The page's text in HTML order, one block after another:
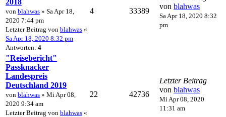
von blahwas » Sa Apr 18,
2020 7:44 pm
Letzter Beitrag von blahwas «
Sa Apr 18, 2020 8:32 pm
Antworten: 4
4 33389
von blahwas
Sa Apr 18, 2020 8:32
pm
"Reisebericht"
Passknacker
Landespreis
Deutschland 2019
von blahwas » Mi Apr 08,
2020 9:34 am
Letzter Beitrag von blahwas «
22 42736
Letzter Beitrag
von blahwas
Mi Apr 08, 2020
11:31 am